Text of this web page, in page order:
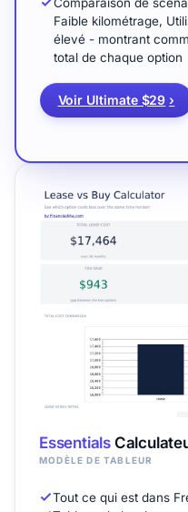
Essentials
MODÈLE DE TABLEUR
Tout ce qui est dans
Comparaison de
Faible kilométrage,
élevé - montrant
total de chaque option
Voir Ultimate $29 ›